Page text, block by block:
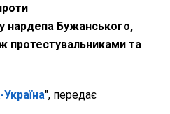
нардепа Бужанського,
протестувальниками та
", передає